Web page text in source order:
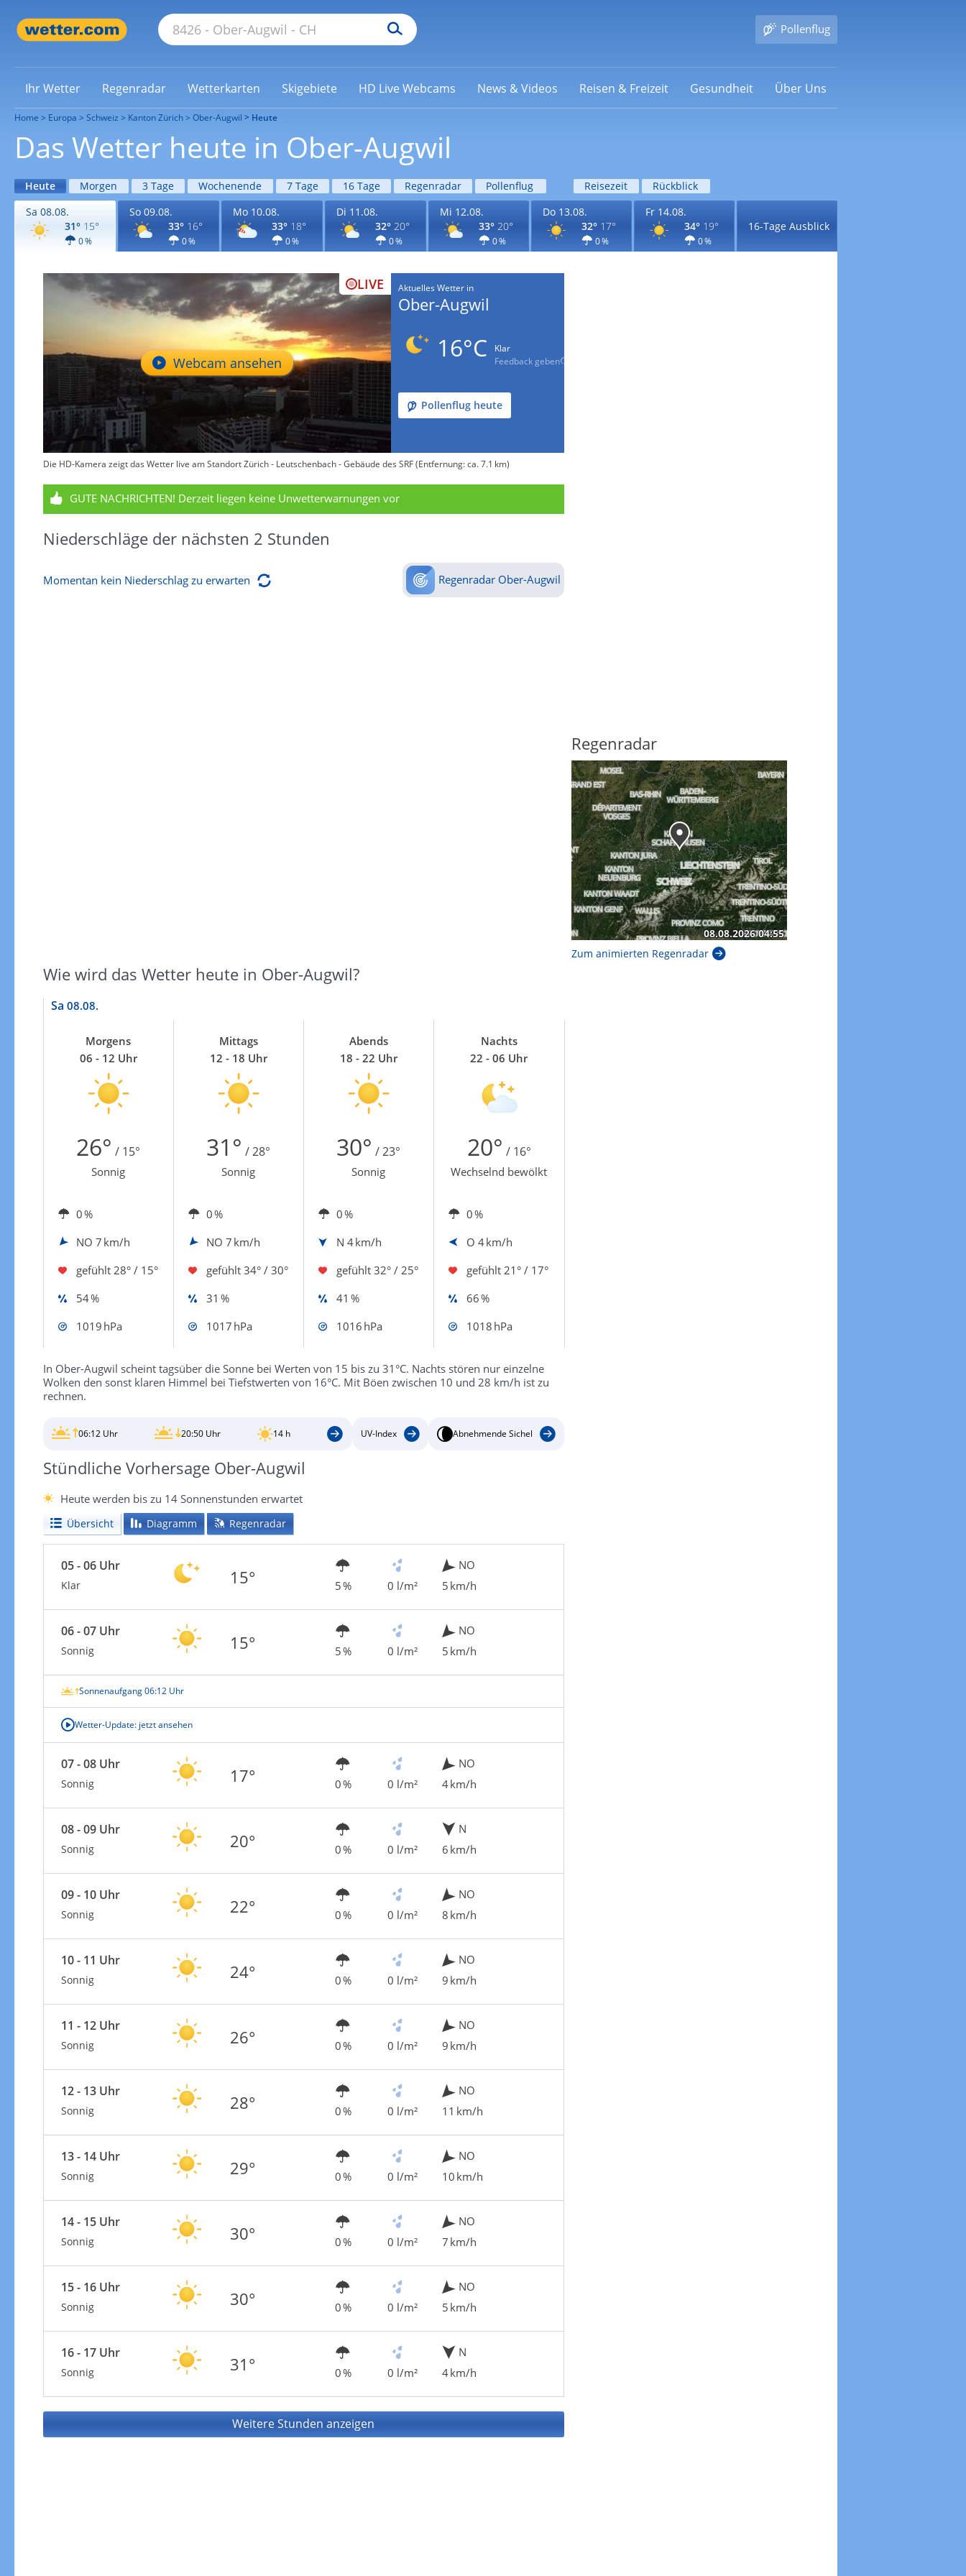
Pollenflug
Ihr Wetter Regenradar Wetterkarten Skigebiete HD Live Webcams News & Videos Reisen & Freizeit Gesundheit Über Uns
Home Europa Schweiz Kanton Zürich Ober-Augwil Heute
Das Wetter heute in Ober-Augwil
Heute Morgen 3 Tage Wochenende 7 Tage 16 Tage Regenradar Pollenflug Reisezeit
Rückblick
Sa 08.08.
31° 15°
0 %
So 09.08.
33° 16°
0 %
Mo 10.08.
33° 18°
0 %
Di 11.08.
32° 20°
0 %
Mi 12.08.
33° 20°
0 %
Do 13.08.
32° 17°
0 %
Fr 14.08.
34° 19°
0 %
16-Tage Ausblick
LIVE
Webcam ansehen
Aktuelles Wetter in
Ober-Augwil
16°C
Klar
Feedback geben
Pollenflug heute
Die HD-Kamera zeigt das Wetter live am Standort Zürich - Leutschenbach - Gebäude des SRF (Entfernung: ca. 7.1 km)
GUTE NACHRICHTEN! Derzeit liegen keine Unwetterwarnungen vor
Niederschläge der nächsten 2 Stunden
Momentan kein Niederschlag zu erwarten Regenradar Ober-Augwil
Wie wird das Wetter heute in Ober-Augwil?
Sa 08.08.
Morgens
06 - 12 Uhr
Mittags
12 - 18 Uhr
Abends
18 - 22 Uhr
Nachts
22 - 06 Uhr
26° / 15° 31° / 28° 30° / 23° 20° / 16°
Sonnig Sonnig Sonnig Wechselnd bewölkt
0 % 0 % 0 %
0 %
NO 7 km/h NO 7 km/h N 4 km/h O 4 km/h
gefühlt 28° / 15° gefühlt 34° / 30° gefühlt 32° / 25° gefühlt 21° / 17°
54 %
31 % 41 %
66 %
1019 hPa
1017 hPa 1016 hPa 1018 hPa
In Ober-Augwil scheint tagsüber die Sonne bei Werten von 15 bis zu 31°C. Nachts stören nur einzelne
Wolken den sonst klaren Himmel bei Tiefstwerten von 16°C. Mit Böen zwischen 10 und 28 km/h ist zu
rechnen.
06:12 Uhr 20:50 Uhr 14 h UV-Index Abnehmende Sichel
Stündliche Vorhersage Ober-Augwil
Heute werden bis zu 14 Sonnenstunden erwartet
Übersicht Diagramm Regenradar
05 - 06 Uhr
Klar 15° 5 % 0 l/m²
NO
5 km/h
06 - 07 Uhr
Sonnig 15° 5 % 0 l/m²
NO
5 km/h
Sonnenaufgang 06:12 Uhr
Wetter-Update: jetzt ansehen
07 - 08 Uhr
Sonnig 17° 0 % 0 l/m²
NO
4 km/h
08 - 09 Uhr
Sonnig 20° 0 % 0 l/m²
N
6 km/h
09 - 10 Uhr
Sonnig 22° 0 % 0 l/m²
NO
8 km/h
10 - 11 Uhr
Sonnig 24° 0 % 0 l/m²
NO
9 km/h
11 - 12 Uhr
Sonnig 26° 0 % 0 l/m²
NO
9 km/h
12 - 13 Uhr
Sonnig 28° 0 % 0 l/m²
NO
11 km/h
13 - 14 Uhr
Sonnig 29° 0 % 0 l/m²
NO
10 km/h
14 - 15 Uhr
Sonnig 30° 0 % 0 l/m²
NO
7 km/h
15 - 16 Uhr
Sonnig 30° 0 % 0 l/m²
NO
5 km/h
16 - 17 Uhr
Sonnig 31° 0 % 0 l/m²
N
4 km/h
Weitere Stunden anzeigen
Regenradar
Zum animierten Regenradar